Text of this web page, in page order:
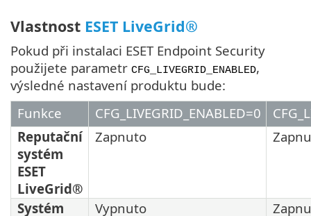
Vlastnost ESET LiveGrid®
Pokud při instalaci ESET Endpoint Security
použijete parametr CFG_LIVEGRID_ENABLED,
výsledné nastavení produktu bude:
Funkce
CFG_LIVEGRID_ENABLED=0
Reputační
systém
ESET
LiveGrid®
Zapnuto
Systém Vypnuto